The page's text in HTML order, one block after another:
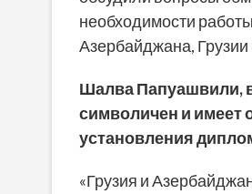
необходимости
Азербайджана,
Шалва Папуашвили, в
символичен и имеет
установления
«Грузия и